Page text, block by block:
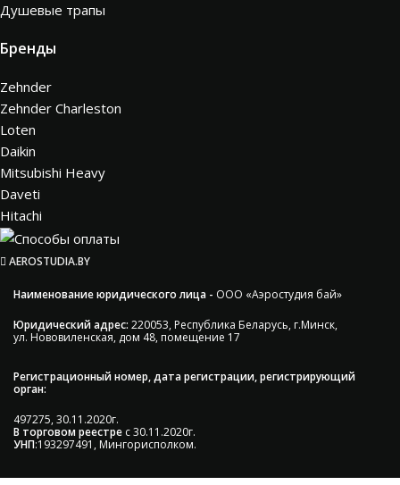
Душевые трапы
Бренды
Zehnder
Zehnder Charleston
Loten
Daikin
Mitsubishi Heavy
Daveti
Hitachi
AEROSTUDIA.BY
Наименование юридического лица - ООО «Аэростудия бай»
Юридический адрес: 220053, Республика Беларусь, г.Минск,
ул. Нововиленская, дом 48, помещение 17
Регистрационный номер, дата регистрации, регистрирующий
орган:
497275, 30.11.2020г.
В торговом реестре с 30.11.2020г.
УНП:193297491, Мингорисполком.